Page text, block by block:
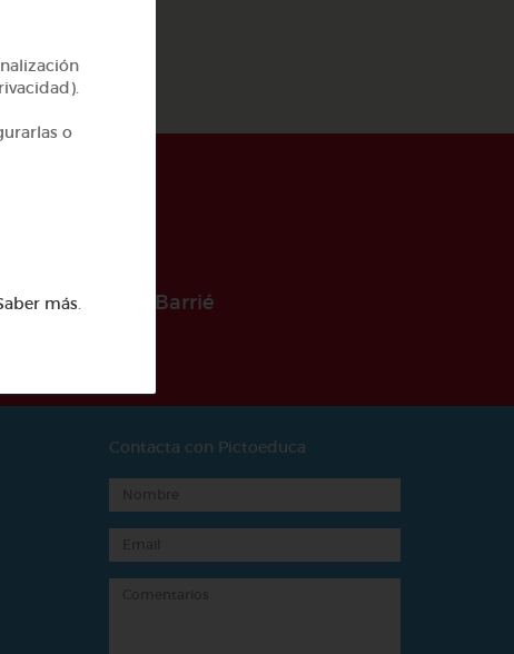
la Fundación Barrié
Contacta con Pictoeduca
o
más.